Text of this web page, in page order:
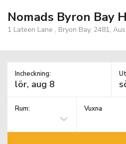
Nomads Byron Bay
1 Lateen Lane , Bryon Bay, 2481,
Incheckning:
Rum: Vuxna